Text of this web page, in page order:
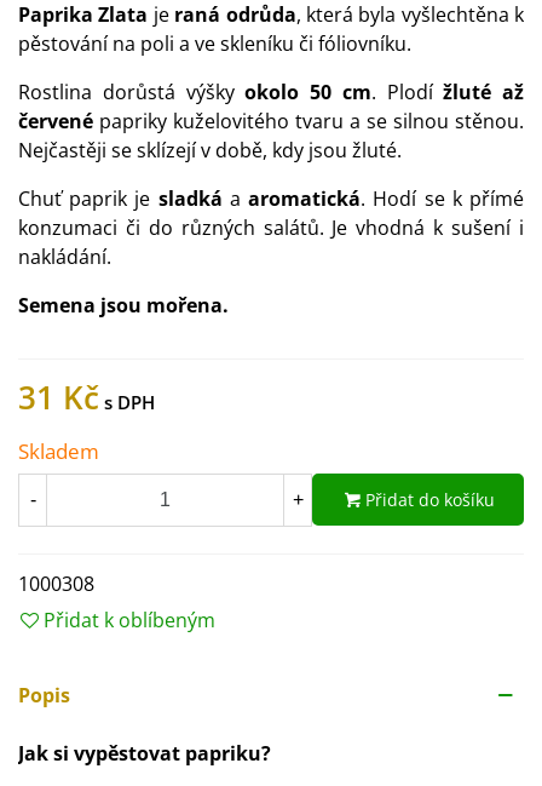
Paprika Zlata je raná odrůda, která byla vyšlechtěna k
pěstování na poli a ve skleníku či fóliovníku.
Rostlina dorůstá výškyokolo 50 cm. Plodížluté až
červené papriky kuželovitého tvaru a se silnou stěnou.
Nejčastěji se sklízejí v době, kdy jsou žluté.
Chuť paprik je sladká a aromatická. Hodí se k přímé
konzumaci či do různých salátů. Je vhodná k sušení i
nakládání.
Semena jsou mořena.
31 Kč
Skladem
- + Přidat do košíku
1000308
Přidat k oblíbeným
Popis
Jak si vypěstovat papriku?